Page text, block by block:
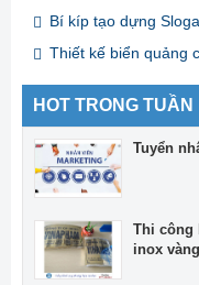
Bí kíp tạo dựng
Thiết kế biển quảng
HOT TRONG TUẦN
Tuyển
Thi công
inox